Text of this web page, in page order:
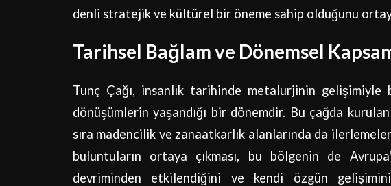
denli stratejik ve kültürel bir öneme sahip olduğunu
Tarihsel Bağlam ve Dönemsel
Tunç Çağı, insanlık tarihinde metalurjinin
dönüşümlerin yaşandığı bir dönemdir. Bu çağda
sıra madencilik ve zanaatkarlık alanlarında da
buluntuların ortaya çıkması, bu bölgenin de
devriminden etkilendiğini ve kendi özgün